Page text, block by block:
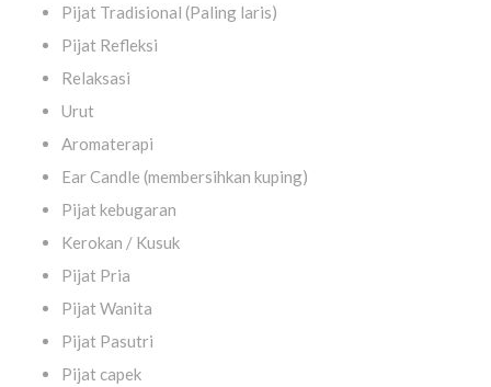
Pijat Tradisional (Paling laris)
Pijat Refleksi
Relaksasi
Urut
Aromaterapi
Ear Candle (membersihkan kuping)
Pijat kebugaran
Kerokan / Kusuk
Pijat Pria
Pijat Wanita
Pijat Pasutri
Pijat capek